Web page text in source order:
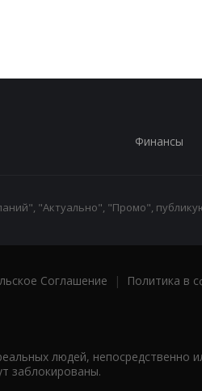
Финансы
"Актуально", "Промо",
Соглашение |
Политика в
людей, непосредственно
заблокированы.